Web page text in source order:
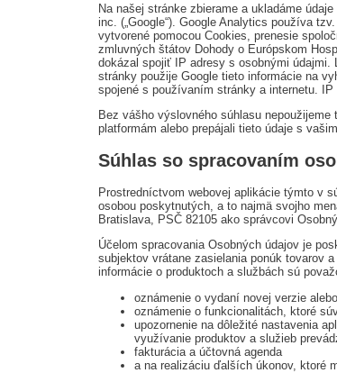
Na našej stránke zbierame a ukladáme
inc. („Google“). Google Analytics používa
vytvorené pomocou Cookies, prenesie
zmluvných štátov Dohody o Európskom
dokázal spojiť IP adresy s osobnými údajmi.
stránky použije Google tieto informácie na
spojené s používaním stránky a internetu.
Bez vášho výslovného súhlasu
platformám alebo prepájali tieto údaje s
Súhlas so spracovaním
Prostredníctvom webovej aplikácie týmto v
osobou poskytnutých, a to najmä svojho
Bratislava, PSČ 82105 ako správcovi
Účelom spracovania Osobných údajov je
subjektov vrátane zasielania ponúk tovarov
informácie o produktoch a službách sú
oznámenie o vydaní novej verzie
oznámenie o funkcionalitách, ktoré
upozornenie na dôležité nastavenia
využívanie produktov a služieb
fakturácia a účtovná agenda
a na realizáciu ďalších úkonov, ktoré